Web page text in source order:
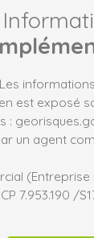
est exposé
:
un agent
(Entreprise
7.953.190 /